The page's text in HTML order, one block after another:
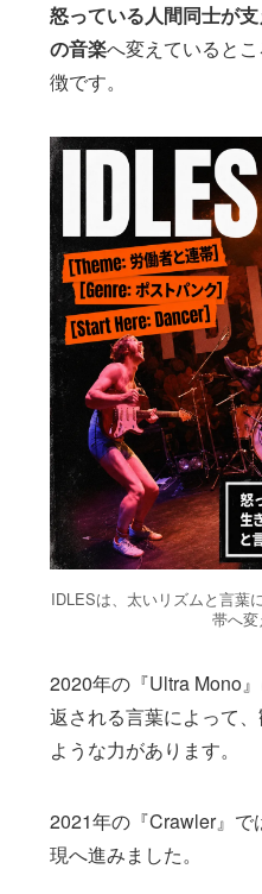
怒っている人間同士が
の音楽へ変えていると
徴です。
IDLESは、太いリズムと言葉
帯へ変
2020年の『Ultra Mono
返される言葉によって
ような力があります。
2021年の『Crawler』で
現へ進みました。